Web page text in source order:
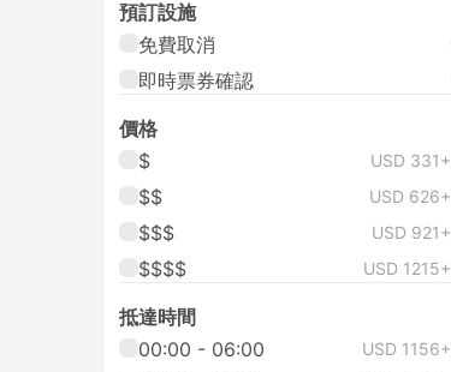
預訂設施
免費取消
即時票券確認
價格
$
USD 331+
$$ USD 626+
$$$ USD 921+
$$$$ USD 1215+
抵達時間
00:00 - 06:00
USD 1156+